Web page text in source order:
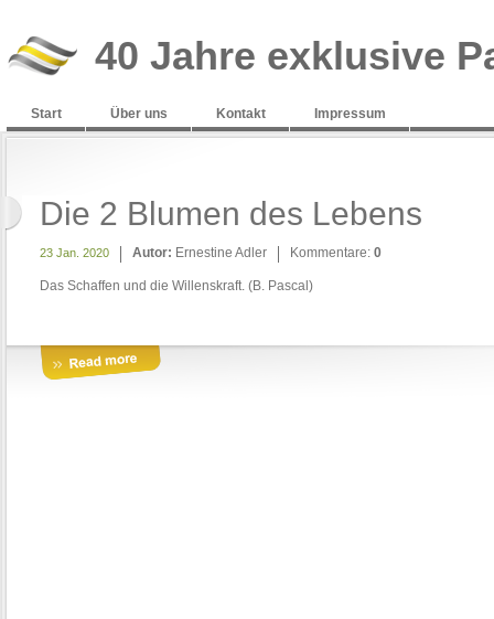
40 Jahre exklusive
Start Über uns Kontakt Impressum
Die 2 Blumen des Lebens
23 Jan. 2020 Autor: Ernestine Adler Kommentare: 0
Das Schaffen und die Willenskraft. (B. Pascal)